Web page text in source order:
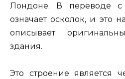
Лондоне. В переводе с
означает осколок, и это
описывает
здания.
Это строение является